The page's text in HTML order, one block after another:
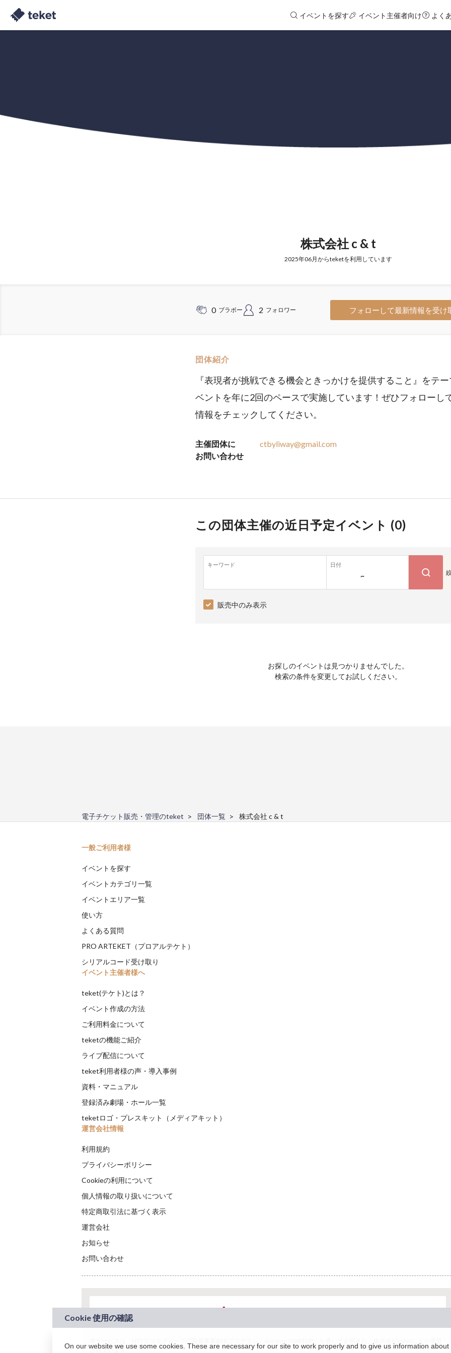
イベントを探す イベント主催者向け よく
株式会社 c & t
2025年06月からteketを利用しています
0 ブラボー 2 フォロワー フォローして最新情報を受け
団体紹介
『表現者が挑戦できる機会ときっかけを提供すること』をテ
ベントを年に2回のペースで実施しています！ぜひフォローし
情報をチェックしてください。
主催団体に
お問い合わせ
ctbyliway@gmail.com
この団体主催の近日予定イベント (0)
キーワード 日付
~
販売中のみ表示
お探しのイベントは見つかりませんでした。
検索の条件を変更してお試しください。
電子チケット販売・管理のteket 団体一覧 株式会社 c & t
一般ご利用者様
イベントを探す
イベントカテゴリ一覧
イベントエリア一覧
使い方
よくある質問
PRO ARTEKET（プロアルテケト）
シリアルコード受け取り
イベント主催者様へ
teket(テケト)とは？
イベント作成の方法
ご利用料金について
teketの機能ご紹介
ライブ配信について
teket利用者様の声・導入事例
資料・マニュアル
登録済み劇場・ホール一覧
teketロゴ・プレスキット（メディアキット）
運営会社情報
利用規約
プライバシーポリシー
Cookieの利用について
個人情報の取り扱いについて
特定商取引法に基づく表示
運営会社
お知らせ
お問い合わせ
されています。
On our website we use some cookies. These are necessary for our site to work properly and to give us information